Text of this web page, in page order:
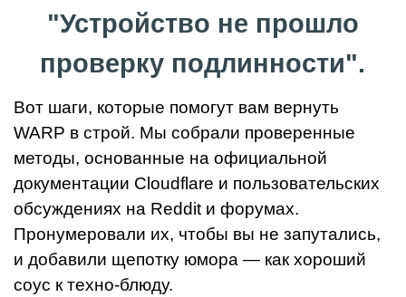
"Устройство не прошло
проверку подлинности".
Вот шаги, которые помогут вам вернуть
WARP в строй. Мы собрали проверенные
методы, основанные на официальной
документации Cloudflare и пользовательских
обсуждениях на Reddit и форумах.
Пронумеровали их, чтобы вы не запутались,
и добавили щепотку юмора — как хороший
соус к техно-блюду.